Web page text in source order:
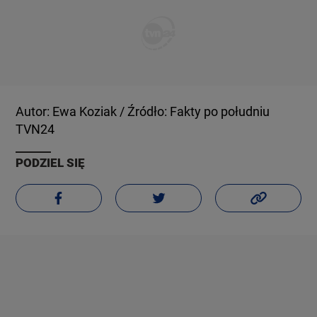
Autor: Ewa Koziak / Źródło: Fakty po południu
TVN24
PODZIEL SIĘ